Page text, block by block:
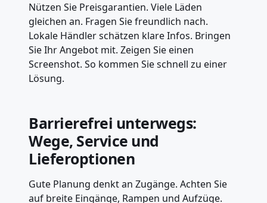
Nützen Sie Preisgarantien. Viele Läden
gleichen an. Fragen Sie freundlich nach.
Lokale Händler schätzen klare Infos. Bringen
Sie Ihr Angebot mit. Zeigen Sie einen
Screenshot. So kommen Sie schnell zu einer
Lösung.
Barrierefrei unterwegs:
Wege, Service und
Lieferoptionen
Gute Planung denkt an Zugänge. Achten Sie
auf breite Eingänge, Rampen und Aufzüge.